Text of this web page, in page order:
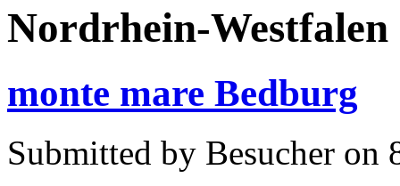
Nordrhein-Westfalen
monte mare Bedburg
Submitted by Besucher on